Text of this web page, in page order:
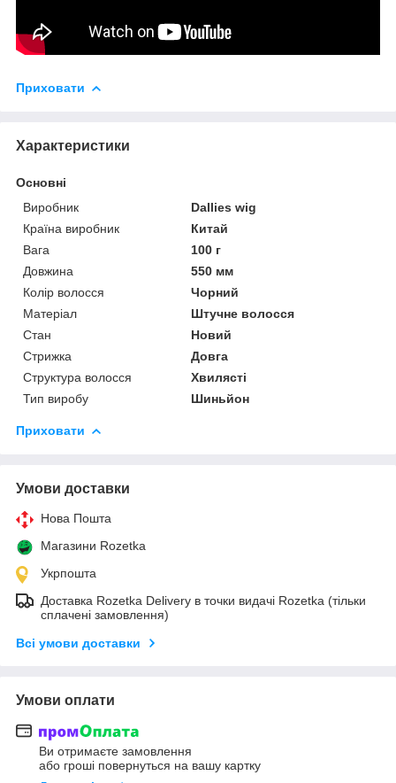
Приховати
Характеристики
Основні
Виробник
Dallies wig
Країна виробник
Китай
Вага
100 г
Довжина
550 мм
Колір волосся
Чорний
Матеріал
Штучне волосся
Стан
Новий
Стрижка
Довга
Структура волосся
Хвилясті
Тип виробу
Шиньйон
Приховати
Умови доставки
Нова Пошта
Магазини Rozetka
Укрпошта
Доставка Rozetka Delivery в точки видачі Rozetka (тільки
сплачені замовлення)
Всі умови доставки
Умови оплати
Ви отримаєте замовлення
або гроші повернуться на вашу картку